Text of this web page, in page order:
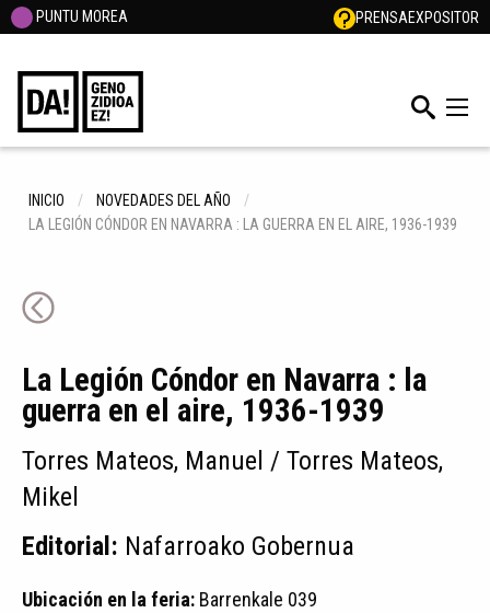
PUNTU MOREA PRENSAEXPOSITOR
INICIO
NOVEDADES DEL AÑO
LA LEGIÓN CÓNDOR EN NAVARRA : LA GUERRA EN EL AIRE, 1936-1939
La Legión Cóndor en Navarra : la
guerra en el aire, 1936-1939
Torres Mateos, Manuel / Torres Mateos,
Mikel
Editorial: Nafarroako Gobernua
Ubicación en la feria: Barrenkale 039